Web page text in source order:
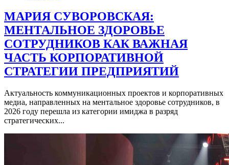
МАРИЯ СУВОРОВСКАЯ:
МЕНТАЛЬНОЕ ЗДОРОВЬЕ
СОТРУДНИКОВ КАК ВАЖНАЯ
ЧАСТЬ КОРПОРАТИВНОЙ
СТРАТЕГИИ ПРЕДПРИЯТИЙ
Актуальность коммуникационных проектов и корпоративных
медиа, направленных на ментальное здоровье сотрудников, в
2026 году перешла из категории имиджа в разряд
стратегических...